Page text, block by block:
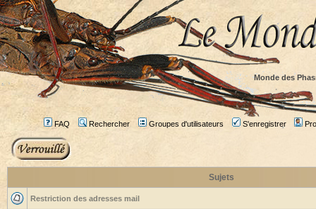
Monde des
FAQ Rechercher Groupes d'utilisateurs S'enregistrer
Sujets
Restriction des adresses mail